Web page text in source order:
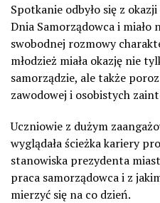
Spotkanie odbyło się z
Dnia Samorządowca i miało
swobodnej rozmowy
młodzież miała okazję nie
samorządzie, ale także
zawodowej i osobistych
Uczniowie z dużym
wyglądała ścieżka kariery
stanowiska prezydenta
praca samorządowca i z
mierzyć się na co dzień.